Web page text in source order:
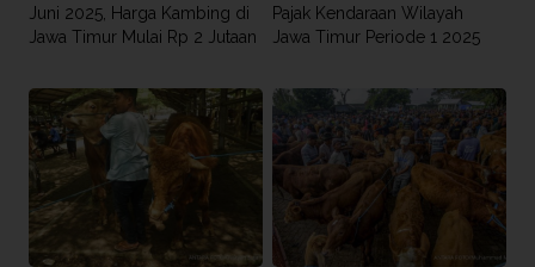
Juni 2025, Harga Kambing di
Jawa Timur Mulai Rp 2 Jutaan
Pajak Kendaraan Wilayah
Jawa Timur Periode 1 2025